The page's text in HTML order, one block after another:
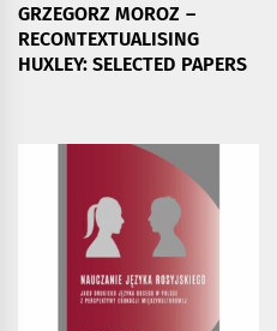
GRZEGORZ MOROZ –
RECONTEXTUALISING
HUXLEY: SELECTED PAPERS